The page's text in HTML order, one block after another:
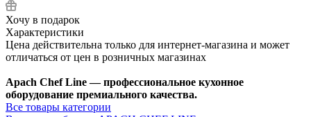
Хочу в подарок
Характеристики
Цена действительна только для интернет-магазина и может
отличаться от цен в розничных магазинах
Apach Chef Line — профессиональное кухонное
оборудование премиального качества.
Все товары категории